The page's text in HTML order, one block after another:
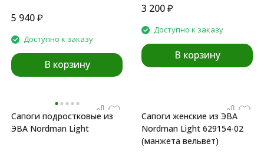
5 940₽
Доступно к заказу
В корзину
3 200₽
Доступно к заказу
В корзину
Сапоги подростковые из
ЭВА Nordman Light
Сапоги женские из ЭВА
Nordman Light 629154-02
(манжета вельвет)